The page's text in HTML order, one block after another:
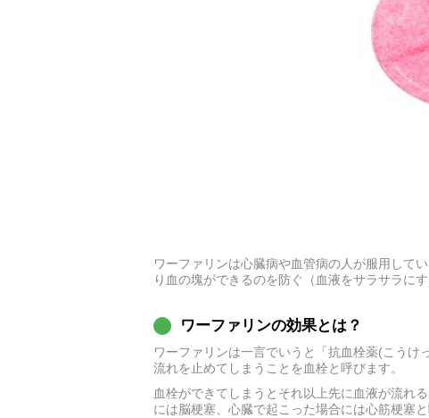
ワーファリンは心臓病や血管病の人が服用して
り血の塊ができるのを防ぐ（血液をサラサラに
ワーファリンの効果とは？
ワーファリンは一言でいうと「抗血栓薬(こう
流れを止めてしまうことを血栓と呼びます。
血栓ができてしまうとそれ以上先に血液が流れ
には脳梗塞、心臓で起こった場合には心筋梗塞